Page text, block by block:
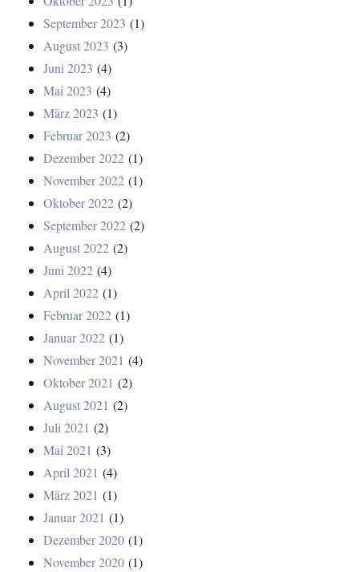
September 2023 (1)
August 2023 (3)
Juni 2023 (4)
Mai 2023 (4)
März 2023 (1)
Februar 2023 (2)
Dezember 2022 (1)
November 2022 (1)
Oktober 2022 (2)
September 2022 (2)
August 2022 (2)
Juni 2022 (4)
April 2022 (1)
Februar 2022 (1)
Januar 2022 (1)
November 2021 (4)
Oktober 2021 (2)
August 2021 (2)
Juli 2021 (2)
Mai 2021 (3)
April 2021 (4)
März 2021 (1)
Januar 2021 (1)
Dezember 2020 (1)
November 2020 (1)